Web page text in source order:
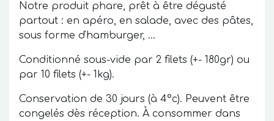
Notre produit phare, prêt à être dégusté
partout : en apéro, en salade, avec des pâtes,
sous forme d'hamburger, ...
Conditionné sous-vide par 2 filets (+- 180gr) ou
par 10 filets (+- 1kg).
Conservation de 30 jours (à 4°c). Peuvent être
congelés dès réception. À consommer dans